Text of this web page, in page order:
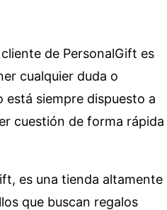
de PersonalGift es
cualquier duda o
siempre dispuesto a
cuestión de forma rápida
es una tienda altamente
que buscan regalos